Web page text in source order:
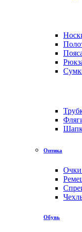
Оптика
Очки
Обувь